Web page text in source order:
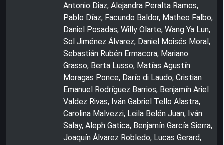
Antonio Diaz, Alejandra Peralta Ramos,
Pablo Díaz, Facundo Baldor, Matheo Falbo,
Daniel Posadas, Willy Olarte, Wang Ya Lun,
Sol Jiménez Álvarez, Daniel Moisés Moral,
Sebastián Rubén Ermacora, Mariano
Grasso, Berta Lusso, Matías Agustín
Moragas Ponce, Darío di Laudo, Cristian
Emanuel Rodríguez Barrios, Benjamín Ariel
Valdez Rivas, Iván Gabriel Tello Alastra,
Carolina Malvezzi, Leila Belén Juan, Iván
Salay, Aleph Gatica, Benjamín García Sierra,
Joaquín Álvarez Robledo, Lucas Gerard,